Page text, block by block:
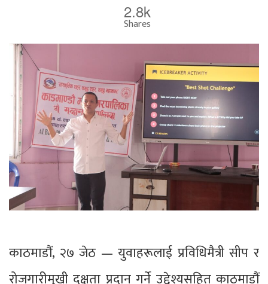
2.8k
Shares
काठमाडौं, २७ जेठ — युवाहरूलाई प्रविधिमैत्री सीप र
रोजगारीमुखी दक्षता प्रदान गर्ने उद्देश्यसहित काठमाडौं